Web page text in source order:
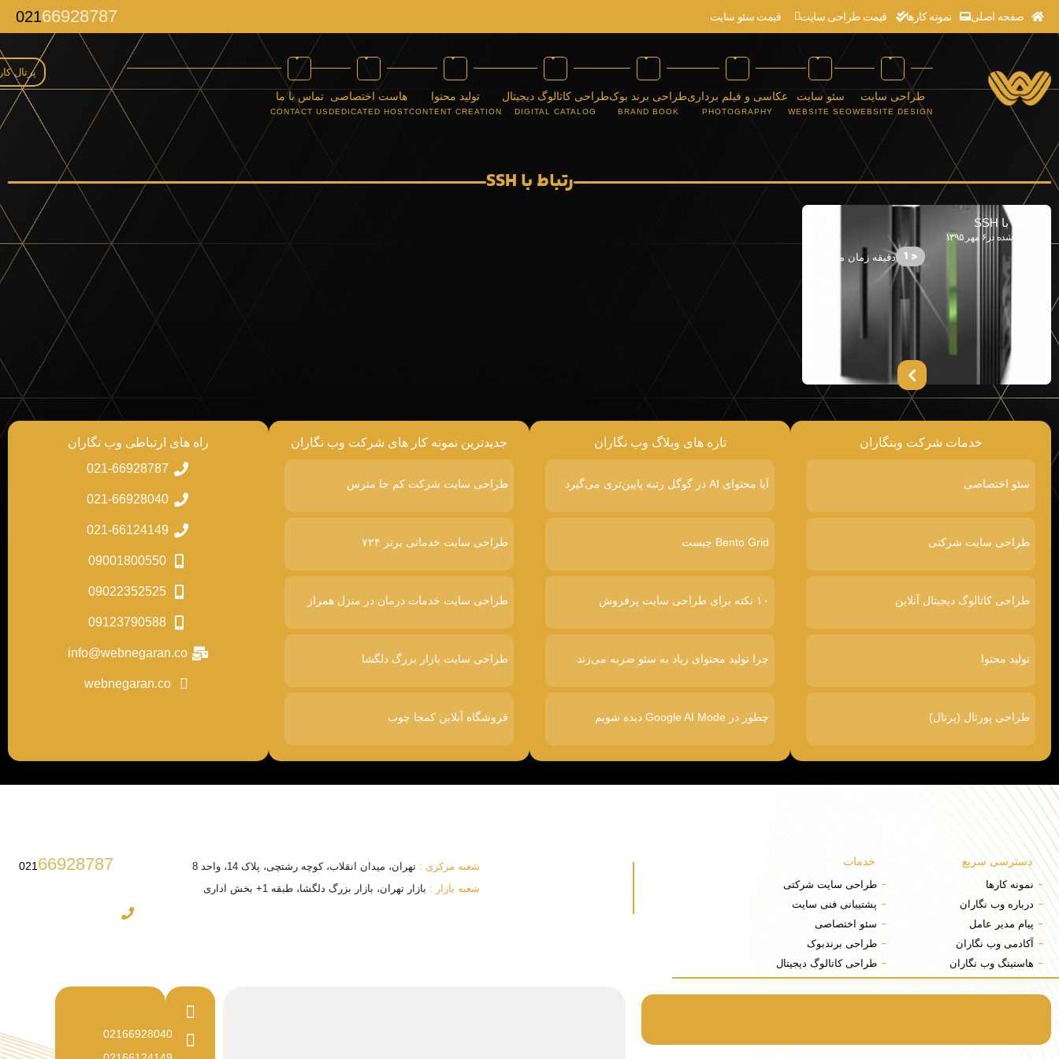
صفحه اصلی نمونه کارها قیمت طراحی سایت قیمت سئو سایت 02166928787
طراحی سایت
WEBSITE DESIGN
سئو سایت
WEBSITE SEO
عکاسی و فیلم برداری
PHOTOGRAPHY
طراحی برند بوک
BRAND BOOK
طراحی کاتالوگ دیجیتال
DIGITAL CATALOG
تولید محتوا
CONTENT CREATION
هاست اختصاصی
DEDICATED HOST
تماس با ما
CONTACT US
پرتال
رتباط با SSH
رتباط با SSH
منتشر شده در۶ مهر ۱۳۹۵
< 1
خدمات شرکت وبنگاران
سئو اختصاصی
طراحی سایت شرکتی
طراحی کاتالوگ دیجیتال آنلاین
تولید محتوا
طراحی پورتال (پرتال)
تازه های وبلاگ وب نگاران
آیا محتوای AI در گوگل رتبه پایین‌تری می‌گیرد
Bento Grid چیست
۱۰ نکته برای طراحی سایت پرفروش
چرا تولید محتوای زیاد به سئو ضربه می‌زند
چطور در Google AI Mode دیده شویم
جدیدترین نمونه کار های شرکت وب نگاران
طراحی سایت شرکت کم جا مترس
طراحی سایت خدماتی برتر ۷۲۴
طراحی سایت خدمات درمان در منزل همراز
طراحی سایت بازار بزرگ دلگشا
فروشگاه آنلاین کمجا چوب
راه های ارتباطی وب نگاران
021-66928787
021-66928040
021-66124149
09001800550
09022352525
09123790588
info@webnegaran.co
webnegaran.co
دسترسی سریع
نمونه کارها
درباره وب نگاران
پیام مدیر عامل
آکادمی وب نگاران
هاستینگ وب نگاران
خدمات
طراحی سایت شرکتی
پشتیبانی فنی سایت
سئو اختصاصی
طراحی برندبوک
طراحی کاتالوگ دیجیتال
شعبه مرکزی : تهران، میدان انقلاب، کوچه رشتچی، پلاک 14، واحد 8
شعبه بازار : بازار تهران، بازار بزرگ دلگشا، طبقه 1+ بخش اداری
021 66928787
02166928040